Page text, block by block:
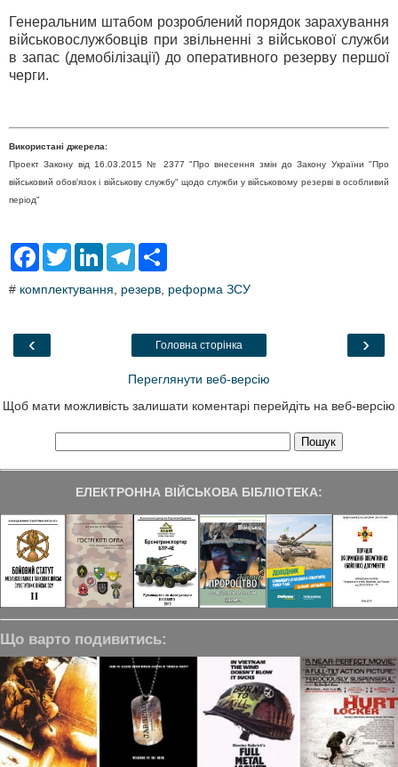
Генеральним штабом розроблений порядок зарахування
військовослужбовців при звільненні з військової служби
в запас (демобілізації) до оперативного резерву першої
черги.
Використані джерела:
Проект Закону від 16.03.2015 № 2377 "Про внесення змін до Закону України "Про
військовий обов'язок і військову службу" щодо служби у військовому резерві в особливий
період"
F
e
o
T
t
L
k
T
e
a
r
# комплектування резерв реформа ЗСУ
‹ ›
Головна сторінка
Переглянути веб-версію
Щоб мати можливість залишати коментарі перейдіть на веб-версію
ЕЛЕКТРОННА ВІЙСЬКОВА БІБЛІОТЕКА:
Що варто подивитись: